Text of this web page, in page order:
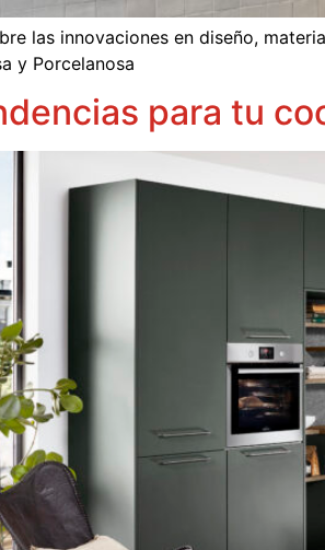
las innovaciones en diseño,
y Porcelanosa
para tu